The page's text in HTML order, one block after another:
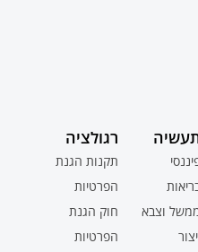
וצבא
רגולציה
תקנות הגנת
הפרטיות
חוק הגנת
הפרטיות